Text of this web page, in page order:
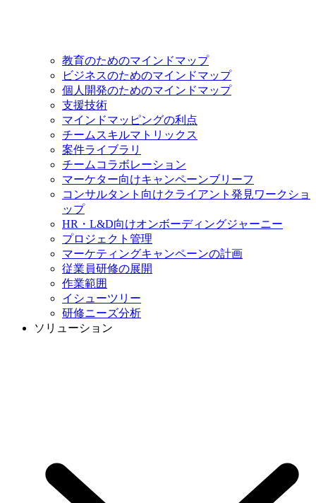
教育のためのマインドマップ
ビジネスのためのマインドマップ
個人開発のためのマインドマップ
支援技術
マインドマッピングの利点
チームスキルマトリックス
案件ライブラリ
チームコラボレーション
マーケター向けキャンペーンブリーフ
コンサルタント向けクライアント発見ワークショ
ップ
HR・L&D向けオンボーディングジャーニー
プロジェクト管理
マーケティングキャンペーンの計画
従業員研修の展開
作業範囲
イシューツリー
研修ニーズ分析
ソリューション